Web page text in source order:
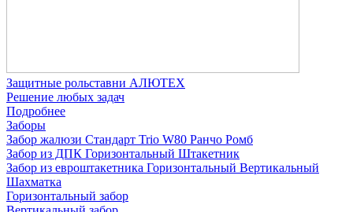
Защитные рольставни АЛЮТЕХ
Решение любых задач
Подробнее
Заборы
Забор жалюзи Стандарт Trio W80 Ранчо Ромб
Забор из ДПК Горизонтальный Штакетник
Забор из евроштакетника Горизонтальный Вертикальный
Шахматка
Горизонтальный забор